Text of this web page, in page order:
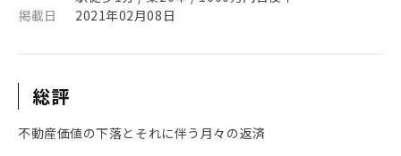
掲載日
2021年02月08日
総評
不動産価値の下落とそれに伴う月々の返済